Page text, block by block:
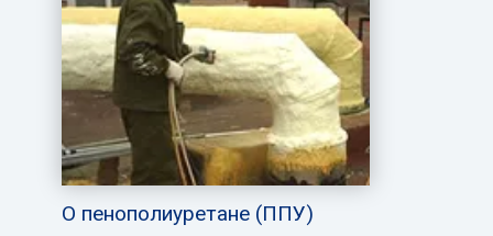
О пенополиуретане (ППУ)